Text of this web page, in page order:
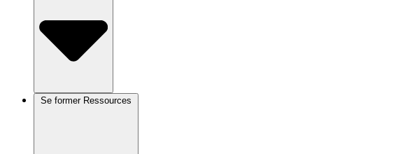
Se former